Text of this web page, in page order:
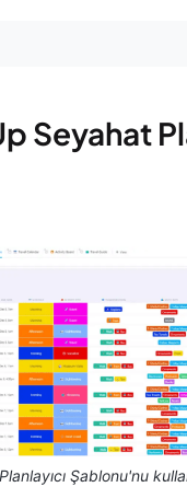
Seyahat
Şablonu'nu